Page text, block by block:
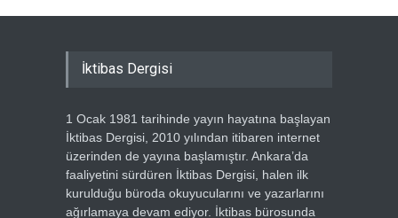
İktibas Dergisi
1 Ocak 1981 tarihinde yayın hayatına başlayan
İktibas Dergisi, 2010 yılından itibaren internet
üzerinden de yayına başlamıştır. Ankara’da
faaliyetini sürdüren İktibas Dergisi, halen ilk
kurulduğu büroda okuyucularını ve yazarlarını
ağırlamaya devam ediyor. İktibas bürosunda